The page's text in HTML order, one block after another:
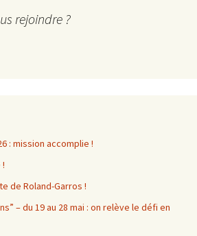
rejoindre ?
: mission accomplie !
de Roland-Garros !
– du 19 au 28 mai : on relève le défi en